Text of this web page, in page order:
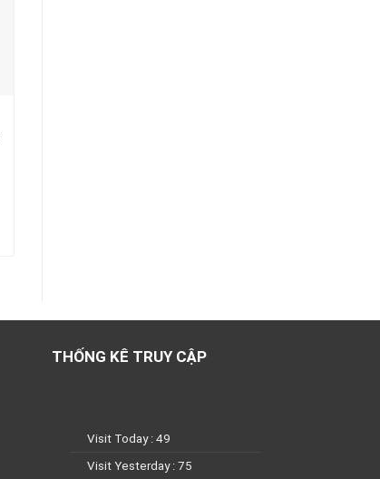
THỐNG KÊ TRUY CẬP
Visit Today : 49
Visit Yesterday : 75